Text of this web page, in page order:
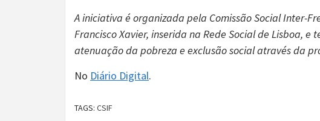
A iniciativa é organizada pela Comissão Social Inter-
Francisco Xavier, inserida na Rede Social de Lisboa,
atenuação da pobreza e exclusão social através da
No Diário Digital.
TAGS: CSIF